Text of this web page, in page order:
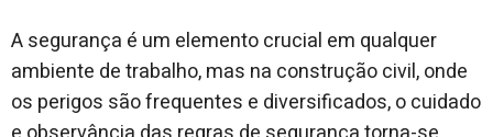
A segurança é um elemento crucial em qualquer
ambiente de trabalho, mas na construção civil, onde
os perigos são frequentes e diversificados, o cuidado